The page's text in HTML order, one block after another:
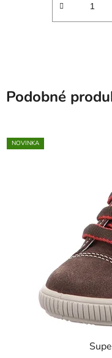
Podobné
NOVINKA